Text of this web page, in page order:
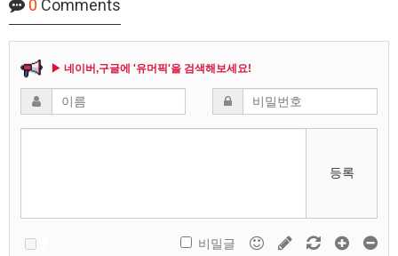
0 Comments
▶ 네이버,구글에 '유머픽'을 검색해보세요!
등록
비밀글